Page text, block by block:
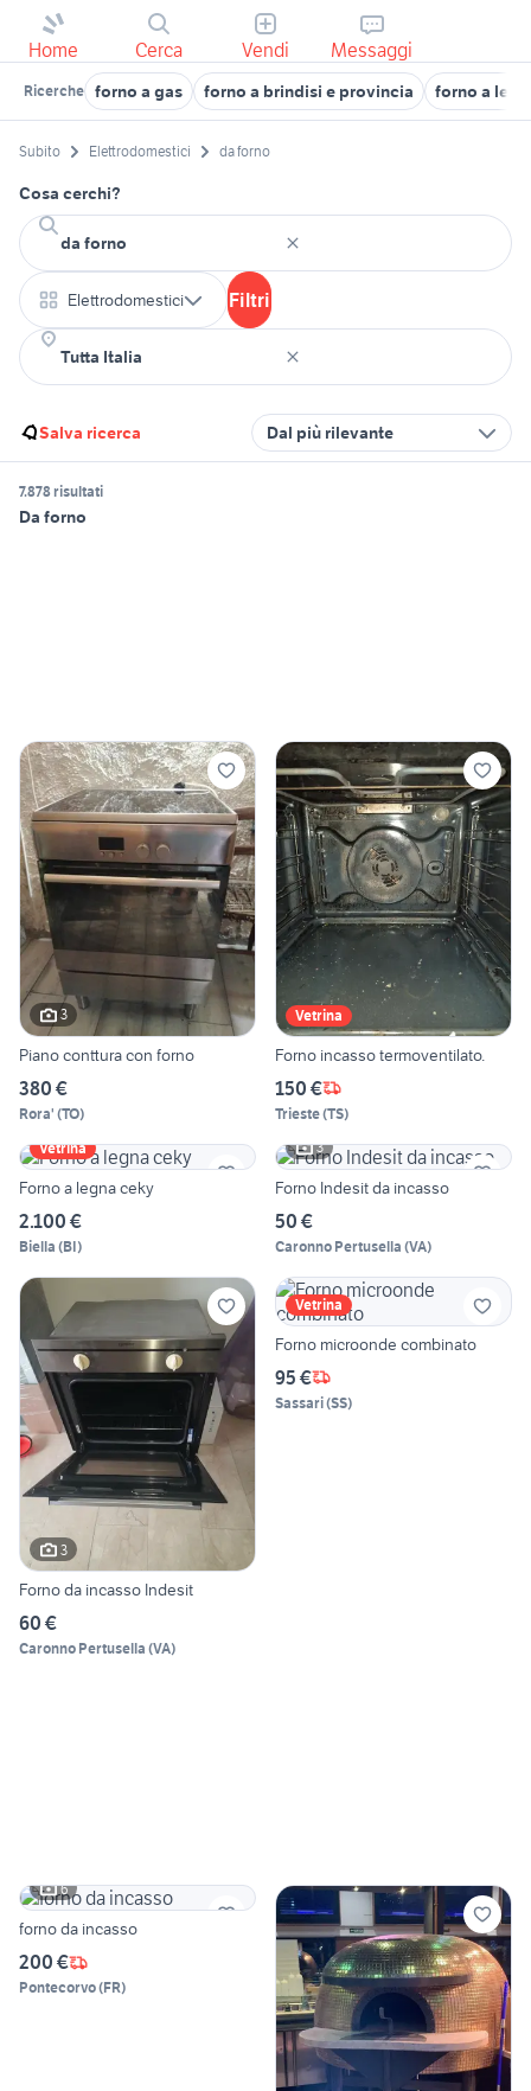
Home Cerca Vendi Messaggi
Ricerche forno a gas forno a brindisi e provincia forno a
Subito Elettrodomestici da forno
Cosa cerchi?
Elettrodomestici Filtri
Salva ricerca Dal più rilevante
7.878 risultati
Da forno
3
Piano conttura con forno
380 €
Rora' (TO)
Vetrina
Forno incasso termoventilato.
150 €
Trieste(TS)
Vetrina
Forno a legna ceky
2.100 €
Biella (BI)
3
Forno Indesit da incasso
50 €
Caronno Pertusella (VA)
3
Forno da incasso Indesit
60 €
Caronno Pertusella (VA)
Vetrina
Forno microonde combinato
95 €
Sassari(SS)
6
forno da incasso
200 €
Pontecorvo(FR)